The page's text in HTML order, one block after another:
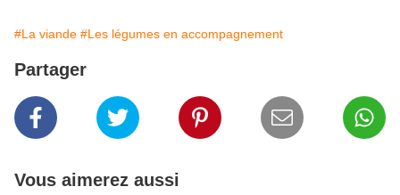
#La viande #Les légumes en accompagnement
Partager
Vous aimerez aussi